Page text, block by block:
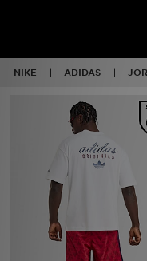
NIKE ADIDAS
TARJETA REGALO